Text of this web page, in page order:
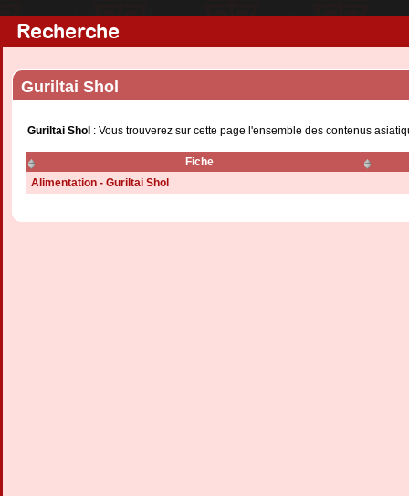
Recherche
Guriltai Shol
Guriltai Shol : Vous trouverez sur cette page l'ensemble des contenus
Fiche
Alimentation - Guriltai Shol